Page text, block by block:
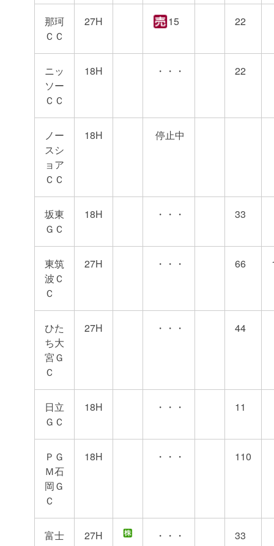
那珂
ＣＣ
27H 15 22
ニッ
ソー
ＣＣ
18H ・・・ 22
ノー
スシ
ョア
ＣＣ
18H 停止中
坂東
ＧＣ
18H ・・・ 33
東筑
波Ｃ
Ｃ
27H ・・・ 66
ひた
ち大
宮Ｇ
Ｃ
27H ・・・ 44
日立
ＧＣ
18H ・・・ 11
ＰＧ
Ｍ石
岡Ｇ
Ｃ
18H ・・・ 110
富士
27H ・・・ 33